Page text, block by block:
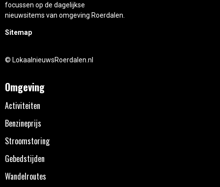
focussen op de dagelijkse
nieuwsitems van omgeving Roerdalen.
Sitemap
© LokaalnieuwsRoerdalen.nl
Omgeving
Activiteiten
Benzineprijs
Stroomstoring
Gebedstijden
Wandelroutes